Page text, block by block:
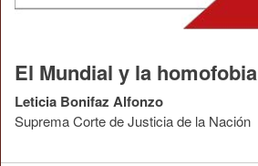
El Mundial y la homofobia
Leticia Bonifaz Alfonzo
Suprema Corte de Justicia de la Nación